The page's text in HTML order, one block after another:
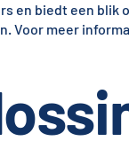
en biedt een blik
Voor meer